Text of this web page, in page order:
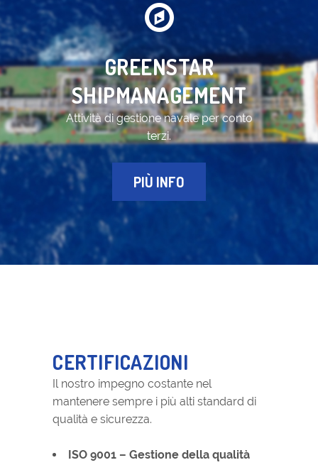
GREENSTAR
SHIPMANAGEMENT
Attività di gestione navale per conto
terzi.
PIÙ INFO
CERTIFICAZIONI
Il nostro impegno costante nel
mantenere sempre i più alti standard di
qualità e sicurezza.
ISO 9001 – Gestione della qualità